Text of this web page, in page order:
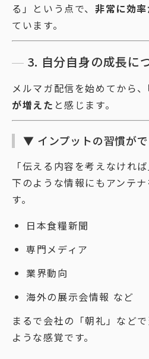
る」という点で、 非常に効
ています。
3. 自分自身の成長に
メルマガ配信を始めてから、
が増えた と感じます。
▼ インプットの習慣が
「伝える内容を考えなけれ
下のような情報にもアンテ
す。
日本食糧新聞
専門メディア
業界動向
海外の展示会情報 など
まるで会社の「朝礼」など
ような感覚です。